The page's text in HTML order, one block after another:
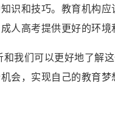
识和技巧。教育机构
人高考提供更好的环境
我们可以更好地了解
会，实现自己的教育梦